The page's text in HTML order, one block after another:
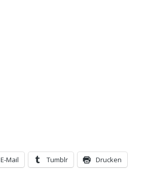
E-Mail Tumblr Drucken